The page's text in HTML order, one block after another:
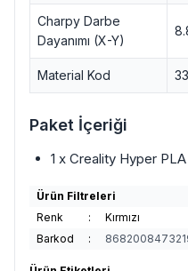
Charpy Darbe
Dayanımı (X-Y)
Material Kod
Paket İçeriği
1 x Creality Hyper PLA
Ürün Filtreleri
Renk
:
Kırmızı
Barkod
: